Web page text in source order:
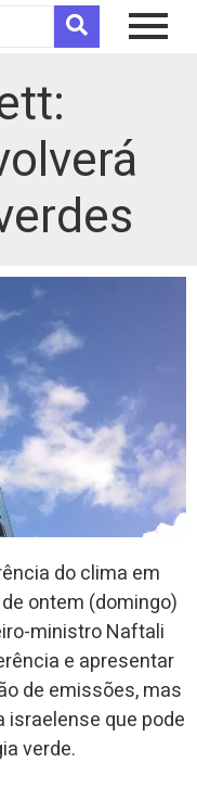
do clima em
ontem (domingo)
ministro Naftali
e apresentar
de emissões, mas
que pode
verde.